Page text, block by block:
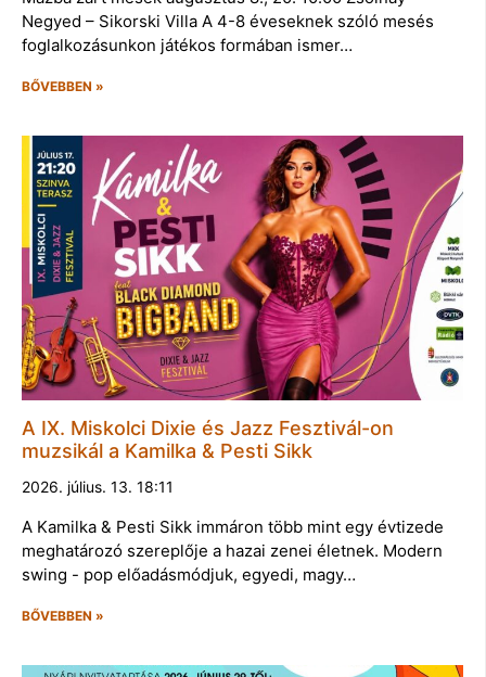
Negyed – Sikorski Villa A 4-8 éveseknek szóló mesés
foglalkozásunkon játékos formában ismer…
BŐVEBBEN »
A IX. Miskolci Dixie és Jazz Fesztivál-on
muzsikál a Kamilka & Pesti Sikk
2026. július. 13. 18:11
A Kamilka & Pesti Sikk immáron több mint egy évtizede
meghatározó szereplője a hazai zenei életnek. Modern
swing - pop előadásmódjuk, egyedi, magy…
BŐVEBBEN »